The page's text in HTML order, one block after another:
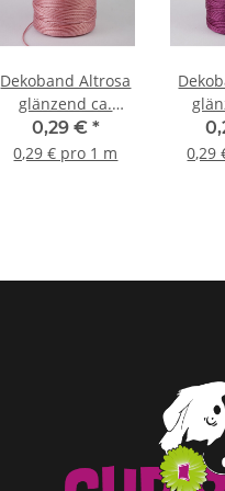
Dekoband Altrosa
glänzend ca.
0,6mm
0,29 € *
0,29 € pro 1 m
0,29